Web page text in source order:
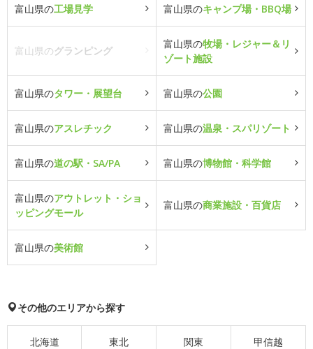
富山県の工場見学 富山県のキャンプ場・BBQ場
富山県のグランピング
富山県の牧場・レジャー＆リ
ゾート施設
富山県のタワー・展望台 富山県の公園
富山県のアスレチック 富山県の温泉・スパリゾート
富山県の道の駅・SA/PA 富山県の博物館・科学館
富山県のアウトレット・ショ
ッピングモール
富山県の商業施設・百貨店
富山県の美術館
その他のエリアから探す
北海道 東北 関東 甲信越